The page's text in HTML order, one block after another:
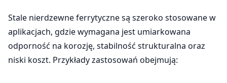
Stale nierdzewne ferrytyczne są szeroko stosowane w
aplikacjach, gdzie wymagana jest umiarkowana
odporność na korozję, stabilność strukturalna oraz
niski koszt. Przykłady zastosowań obejmują: